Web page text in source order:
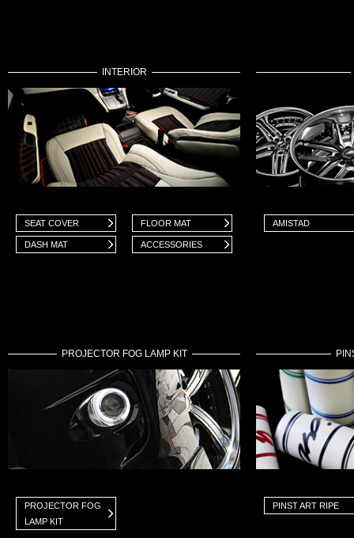
INTERIOR
SEAT COVER FLOOR MAT
DASH MAT ACCESSORIES
AMISTAD
PROJECTOR FOG LAMP KIT
PROJECTOR FOG
LAMP KIT
PINST ART RIPE